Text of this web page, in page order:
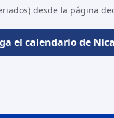
desde la página
el calendario de